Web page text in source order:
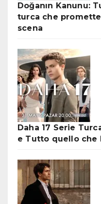
Doğanın Kanunu:
turca che
scena
Daha 17 Serie
e Tutto quello che